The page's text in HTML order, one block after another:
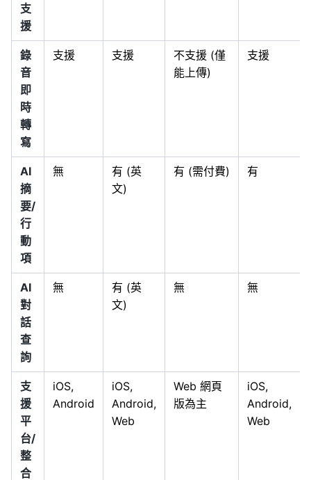
支
援
錄
音
即
時
轉
寫
支援 支援
不支援 (僅
能上傳)
支援
AI
摘
要/
行
動
項
無
有 (英
文)
有 (需付費) 有
AI
對
話
查
詢
無
有 (英
文)
無 無
支
援
平
台/
整
合
iOS,
Android
iOS,
Android,
Web
Web 網頁
版為主
iOS,
Android,
Web